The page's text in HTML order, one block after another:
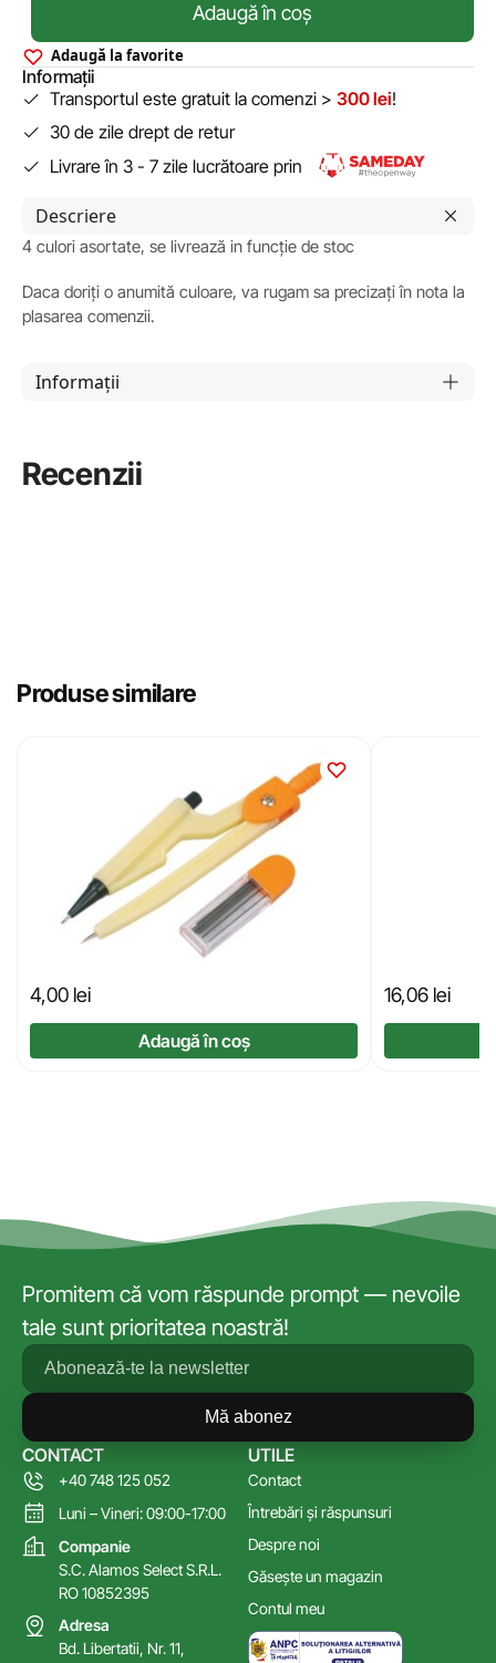
Adaugă în coș
Adaugă la favorite
Informații
Transportul este gratuit la comenzi > 300 lei!
30 de zile drept de retur
Livrare în 3 - 7 zile lucrătoare prin
Descriere
4 culori asortate, se livrează in funcție de stoc
Daca doriți o anumită culoare, va rugam sa precizați în nota la
plasarea comenzii.
Informații
Recenzii
Produse similare
4,00 lei
Adaugă în coș
16,06 lei
Promitem că vom răspunde prompt — nevoile
tale sunt prioritatea noastră!
Mă abonez
UTILE
Contact
Întrebări și răspunsuri
Despre noi
Găsește un magazin
Contul meu
CONTACT
+40 748 125 052
Luni – Vineri: 09:00-17:00
Companie
S.C. Alamos Select S.R.L.
RO 10852395
Adresa
Bd. Libertatii, Nr. 11,